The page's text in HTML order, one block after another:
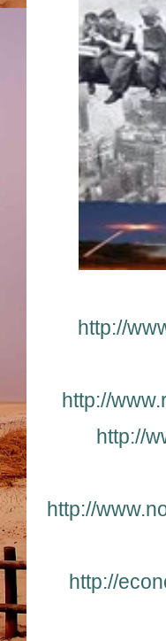
http://
http://
http://
http://
http://